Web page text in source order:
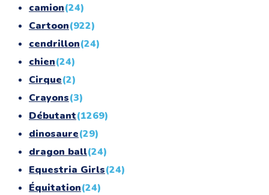
camion(24)
Cartoon(922)
cendrillon(24)
chien(24)
Cirque(2)
Crayons(3)
Débutant(1269)
dinosaure(29)
dragon ball(24)
Equestria Girls(24)
Équitation(24)